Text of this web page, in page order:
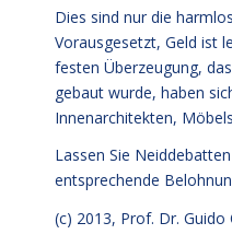
Dies sind nur die
Vorausgesetzt, Geld ist
festen Überzeugung,
gebaut wurde, haben
Innenarchitekten,
Lassen Sie
entsprechende
(c) 2013, Prof. Dr. Guido